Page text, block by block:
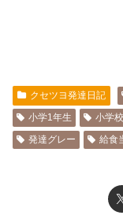
クセツヨ発達日記
小学1年生
小学
発達グレー
給食